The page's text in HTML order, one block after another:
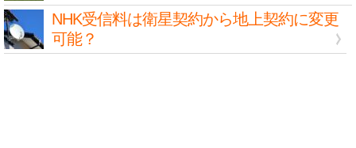
NHK受信料は衛星契約から地上契約に変更
可能？